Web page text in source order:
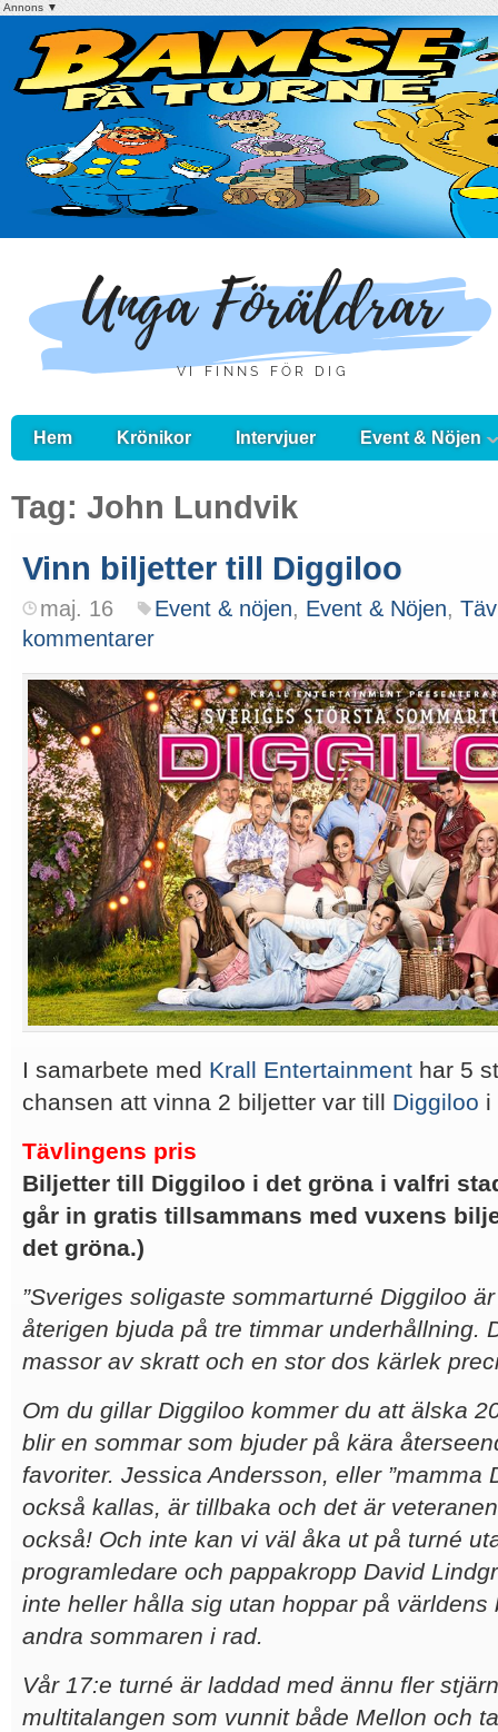
Annons ▼
Hem Krönikor Intervjuer Event & Nöjen
Tag: John Lundvik
Vinn biljetter till Diggiloo
maj. 16 Event & nöjen, Event & Nöjen,
kommentarer
I samarbete med Krall Entertainment har 5
chansen att vinna 2 biljetter var till Diggiloo i
Tävlingens pris
Biljetter till Diggiloo i det gröna i valfri
går in gratis tillsammans med vuxens
det gröna.)
”Sveriges soligaste sommarturné Diggiloo
återigen bjuda på tre timmar underhållning.
massor av skratt och en stor dos kärlek
Om du gillar Diggiloo kommer du att älska
blir en sommar som bjuder på kära
favoriter. Jessica Andersson, eller ”mamma
också kallas, är tillbaka och det är
också! Och inte kan vi väl åka ut på turné
programledare och pappakropp David
inte heller hålla sig utan hoppar på världens
andra sommaren i rad.
Vår 17:e turné är laddad med ännu fler
multitalangen som vunnit både Mellon och